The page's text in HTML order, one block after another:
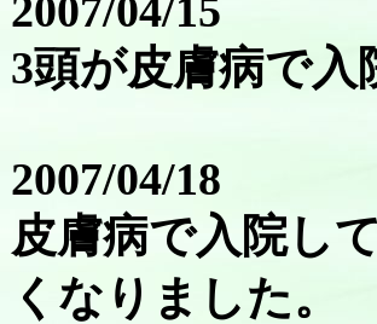
2007/04/15
3頭が皮膚病で入
2007/04/18
皮膚病で入院し
くなりました。